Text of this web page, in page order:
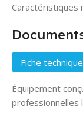
Caractéristiques
Fiche technique
Équipement
professionnelles